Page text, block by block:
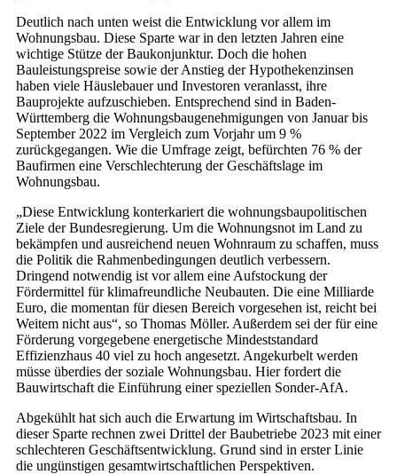
Deutlich nach unten weist die Entwicklung vor allem im
Wohnungsbau. Diese Sparte war in den letzten Jahren eine
wichtige Stütze der Baukonjunktur. Doch die hohen
Bauleistungspreise sowie der Anstieg der Hypothekenzinsen
haben viele Häuslebauer und Investoren veranlasst, ihre
Bauprojekte aufzuschieben. Entsprechend sind in Baden-
Württemberg die Wohnungsbaugenehmigungen von Januar bis
September 2022 im Vergleich zum Vorjahr um 9 %
zurückgegangen. Wie die Umfrage zeigt, befürchten 76 % der
Baufirmen eine Verschlechterung der Geschäftslage im
Wohnungsbau.
„Diese Entwicklung konterkariert die wohnungsbaupolitischen
Ziele der Bundesregierung. Um die Wohnungsnot im Land zu
bekämpfen und ausreichend neuen Wohnraum zu schaffen, muss
die Politik die Rahmenbedingungen deutlich verbessern.
Dringend notwendig ist vor allem eine Aufstockung der
Fördermittel für klimafreundliche Neubauten. Die eine Milliarde
Euro, die momentan für diesen Bereich vorgesehen ist, reicht bei
Weitem nicht aus“, so Thomas Möller. Außerdem sei der für eine
Förderung vorgegebene energetische Mindeststandard
Effizienzhaus 40 viel zu hoch angesetzt. Angekurbelt werden
müsse überdies der soziale Wohnungsbau. Hier fordert die
Bauwirtschaft die Einführung einer speziellen Sonder-AfA.
Abgekühlt hat sich auch die Erwartung im Wirtschaftsbau. In
dieser Sparte rechnen zwei Drittel der Baubetriebe 2023 mit einer
schlechteren Geschäftsentwicklung. Grund sind in erster Linie
die ungünstigen gesamtwirtschaftlichen Perspektiven.